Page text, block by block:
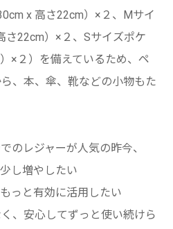
x 高さ22cm）×２、Mサイ
さ22cm）×２、Sサイズポケ
×２）を備えているため、ペ
、本、傘、靴などの小物もた
のレジャーが人気の昨今、
し増やしたい
っと有効に活用したい
、安心してずっと使い続けら